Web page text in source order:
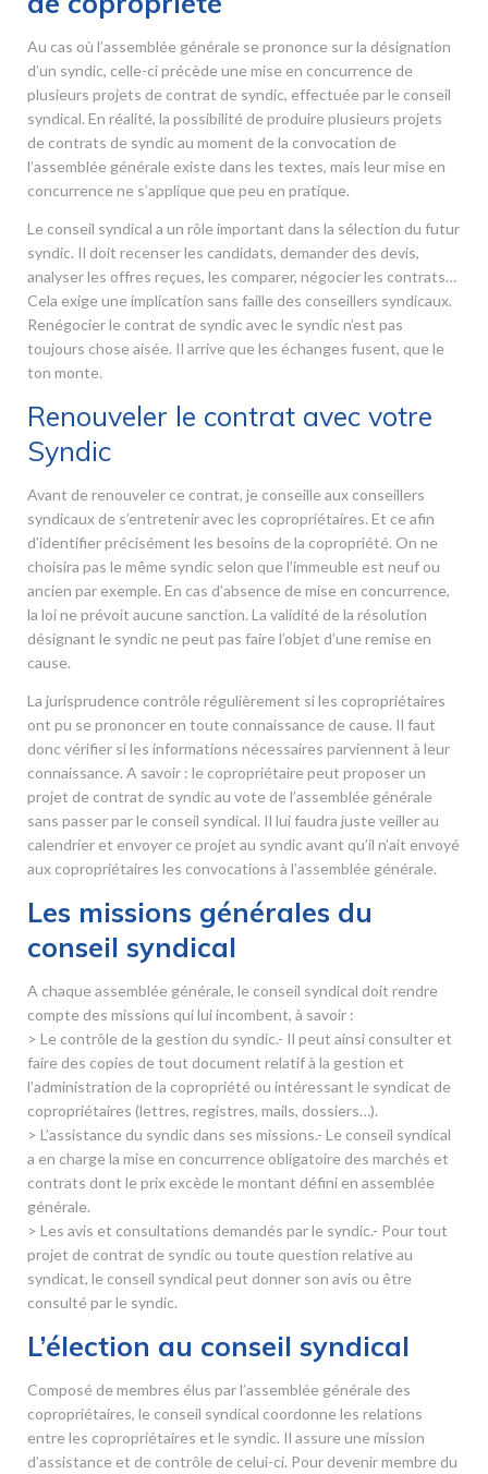
Au cas où l’assemblée générale se prononce sur la désignation
d’un syndic, celle-ci précède une mise en concurrence de
plusieurs projets de contrat de syndic, effectuée par le conseil
syndical. En réalité, la possibilité de produire plusieurs projets
de contrats de syndic au moment de la convocation de
l’assemblée générale existe dans les textes, mais leur mise en
concurrence ne s’applique que peu en pratique.
Le conseil syndical a un rôle important dans la sélection du futur
syndic. Il doit recenser les candidats, demander des devis,
analyser les offres reçues, les comparer, négocier les contrats…
Cela exige une implication sans faille des conseillers syndicaux.
Renégocier le contrat de syndic avec le syndic n’est pas
toujours chose aisée. Il arrive que les échanges fusent, que le
ton monte.
Renouveler le contrat avec votre
Syndic
Avant de renouveler ce contrat, je conseille aux conseillers
syndicaux de s’entretenir avec les copropriétaires. Et ce afin
d’identifier précisément les besoins de la copropriété. On ne
choisira pas le même syndic selon que l’immeuble est neuf ou
ancien par exemple. En cas d’absence de mise en concurrence,
la loi ne prévoit aucune sanction. La validité de la résolution
désignant le syndic ne peut pas faire l’objet d’une remise en
cause.
La jurisprudence contrôle régulièrement si les copropriétaires
ont pu se prononcer en toute connaissance de cause. Il faut
donc vérifier si les informations nécessaires parviennent à leur
connaissance. A savoir : le copropriétaire peut proposer un
projet de contrat de syndic au vote de l’assemblée générale
sans passer par le conseil syndical. Il lui faudra juste veiller au
calendrier et envoyer ce projet au syndic avant qu’il n’ait envoyé
aux copropriétaires les convocations à l’assemblée générale.
Les missions générales du
conseil syndical
A chaque assemblée générale, le conseil syndical doit rendre
compte des missions qui lui incombent, à savoir :
> Le contrôle de la gestion du syndic.- Il peut ainsi consulter et
faire des copies de tout document relatif à la gestion et
l’administration de la copropriété ou intéressant le syndicat de
copropriétaires (lettres, registres, mails, dossiers…).
> L’assistance du syndic dans ses missions.- Le conseil syndical
a en charge la mise en concurrence obligatoire des marchés et
contrats dont le prix excède le montant défini en assemblée
générale.
> Les avis et consultations demandés par le syndic.- Pour tout
projet de contrat de syndic ou toute question relative au
syndicat, le conseil syndical peut donner son avis ou être
consulté par le syndic.
L’élection au conseil syndical
Composé de membres élus par l’assemblée générale des
copropriétaires, le conseil syndical coordonne les relations
entre les copropriétaires et le syndic. Il assure une mission
d’assistance et de contrôle de celui-ci. Pour devenir membre du